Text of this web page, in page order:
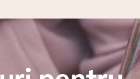
în 1 zi lucrătoare
grijă și îl trimitem îndată spre tine -